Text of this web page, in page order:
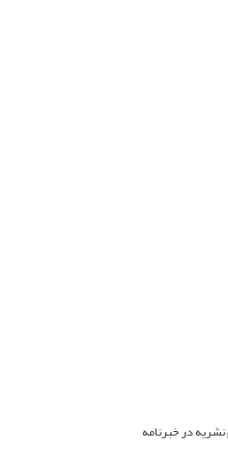
نشریه در خبرنامه